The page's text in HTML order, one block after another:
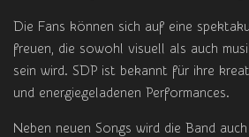
Die Fans können sich auf eine
freuen, die sowohl visuell als auch
sein wird. SDP ist bekannt für ihre
und energiegeladenen Performances.
Neben neuen Songs wird die Band